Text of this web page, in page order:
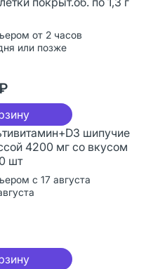
от 2 часов
или позже
шипучие
4200 мг со вкусом
шт
с 17 августа